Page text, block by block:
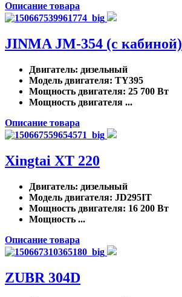
Описание товара
JINMA JM-354 (с кабиной)
Двигатель: дизельный
Модель двигателя: TY395
Мощность двигателя: 25 700 Вт
Мощность двигателя ...
Описание товара
Xingtai ХТ 220
Двигатель: дизельный
Модель двигателя: JD295IT
Мощность двигателя: 16 200 Вт
Мощность ...
Описание товара
ZUBR 304D